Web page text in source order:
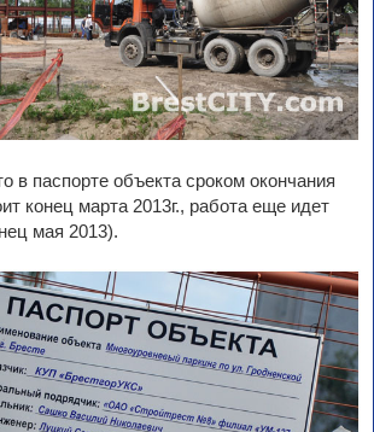
в паспорте объекта сроком окончания
конец марта 2013г., работа еще идет
мая 2013).